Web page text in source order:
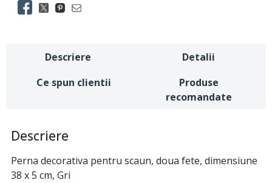
Descriere
Detalii
Ce spun clientii
Produse
recomandate
Descriere
Perna decorativa pentru scaun, doua fete, dimensiune
38 x 5 cm, Gri